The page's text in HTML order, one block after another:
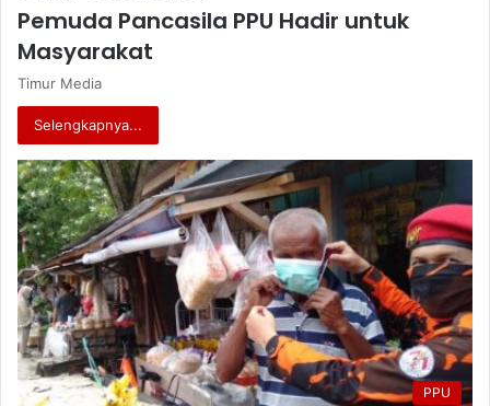
Pemuda Pancasila PPU Hadir untuk
Masyarakat
Timur Media
Selengkapnya...
PPU